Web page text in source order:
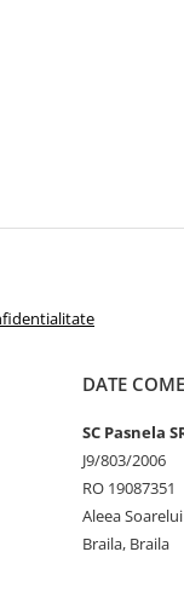
DATE
SC Pasnela
J9/803/2006
RO 19087351
Aleea
Braila, Braila